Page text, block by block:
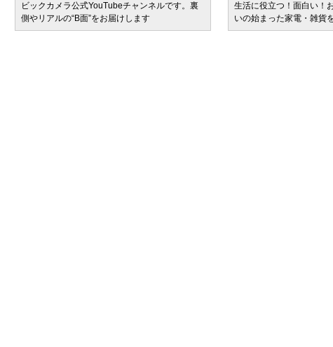
ビックカメラ公式YouTubeチャンネルです。裏
側やリアルの“B面”をお届けします
生活に役立つ！面白い！
いの始まった家電・雑貨